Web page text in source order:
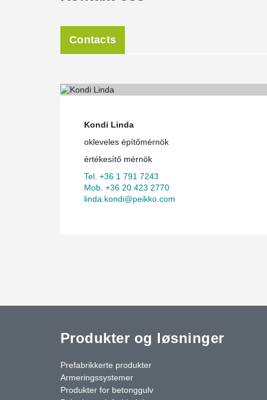
Contacts
Kondi Linda
okleveles építőmérnök
értékesítő mérnök
Tel. +36 1 791 7243
Mob. +36 20 423 2770
linda.kondi@peikko.com
Produkter og løsninger
Prefabrikkerte produkter
Armeringssystemer
Produkter for betonggulv